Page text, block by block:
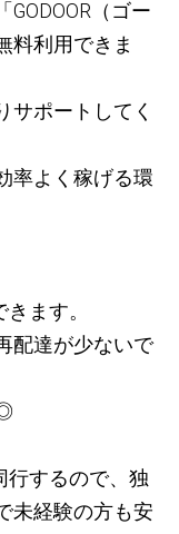
（ゴー
料利用できま
サポートしてく
率よく稼げる環
ます。
配達が少ないで
するので、独
未経験の方も安